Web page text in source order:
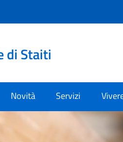
di Staiti
Novità Servizi